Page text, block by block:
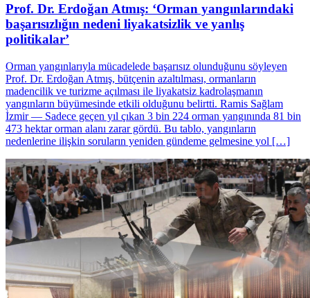
Prof. Dr. Erdoğan Atmış: ‘Orman yangınlarındaki
başarısızlığın nedeni liyakatsizlik ve yanlış
politikalar’
Orman yangınlarıyla mücadelede başarısız olunduğunu söyleyen
Prof. Dr. Erdoğan Atmış, bütçenin azaltılması, ormanların
madencilik ve turizme açılması ile liyakatsiz kadrolaşmanın
yangınların büyümesinde etkili olduğunu belirtti. Ramis Sağlam
İzmir — Sadece geçen yıl çıkan 3 bin 224 orman yangınında 81 bin
473 hektar orman alanı zarar gördü. Bu tablo, yangınların
nedenlerine ilişkin soruların yeniden gündeme gelmesine yol […]